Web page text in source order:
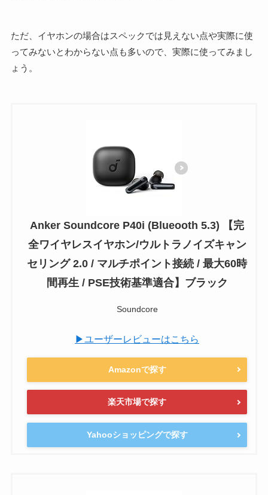
ただ、イヤホンの場合はスペックでは見えない点や実際に使
ってみないとわからない点も多いので、実際に使ってみまし
ょう。
Anker Soundcore P40i (Blueooth 5.3) 【完
全ワイヤレスイヤホン/ウルトラノイズキャン
セリング 2.0 / マルチポイント接続 / 最大60時
間再生 / PSE技術基準適合】ブラック
Soundcore
▶ユーザーレビューはこちら
Amazonで探す
楽天市場で探す
Yahooショッピングで探す